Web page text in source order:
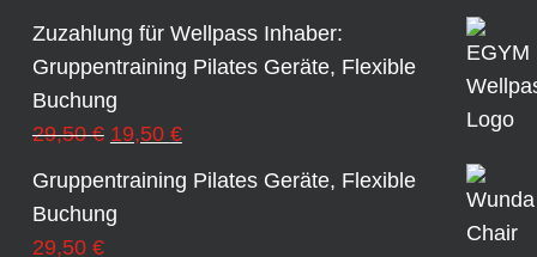
Zuzahlung für Wellpass Inhaber:
Gruppentraining Pilates Geräte, Flexible
Buchung
29,50€ Ursprünglicher
Preis
29,50 €
19,50 €Aktueller
Preis
ist:
Gruppentraining Pilates Geräte, Flexible
Buchung
29,50 €